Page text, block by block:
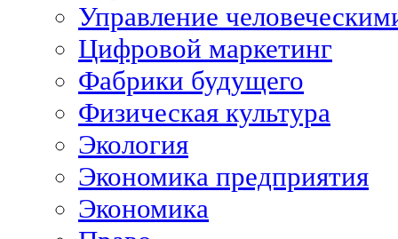
Управление
Цифровой маркетинг
Фабрики будущего
Физическая культура
Экология
Экономика предприятия
Экономика